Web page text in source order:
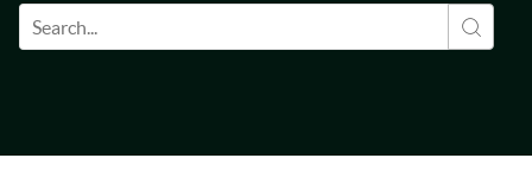
Zoekveld